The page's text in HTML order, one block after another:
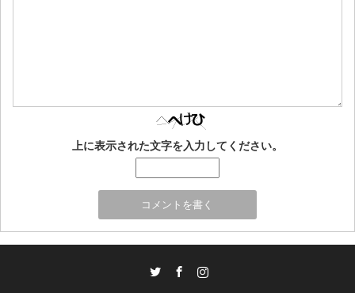
上に表示された文字を入力してください。